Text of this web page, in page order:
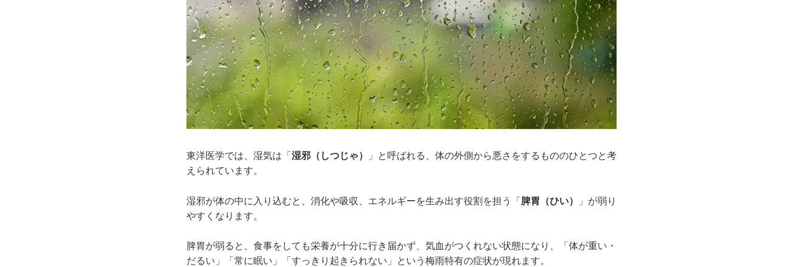
東洋医学では、湿気は「 湿邪（しつじゃ）
」と呼ばれる、体の外側から悪さをするもののひとつと考
えられています。
湿邪が体の中に入り込むと、消化や吸収、エネルギーを生み出す役割を担う「 脾胃（ひい）
」が弱り
やすくなります。
脾胃が弱ると、食事をしても栄養が十分に行き届かず、気血がつくれない状態になり、「体が重い・
だるい」「常に眠い」「すっきり起きられない」という梅雨特有の症状が現れます。